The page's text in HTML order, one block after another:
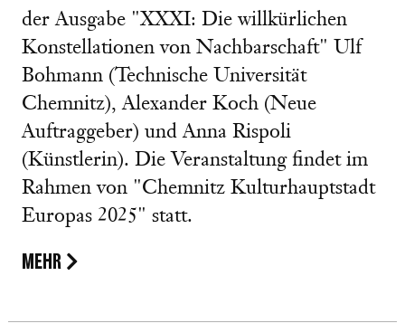
der Ausgabe "XXXI: Die willkürlichen
Konstellationen von Nachbarschaft" Ulf
Bohmann (Technische Universität
Chemnitz), Alexander Koch (Neue
Auftraggeber) und Anna Rispoli
(Künstlerin). Die Veranstaltung findet im
Rahmen von "Chemnitz Kulturhauptstadt
Europas 2025" statt.
MEHR